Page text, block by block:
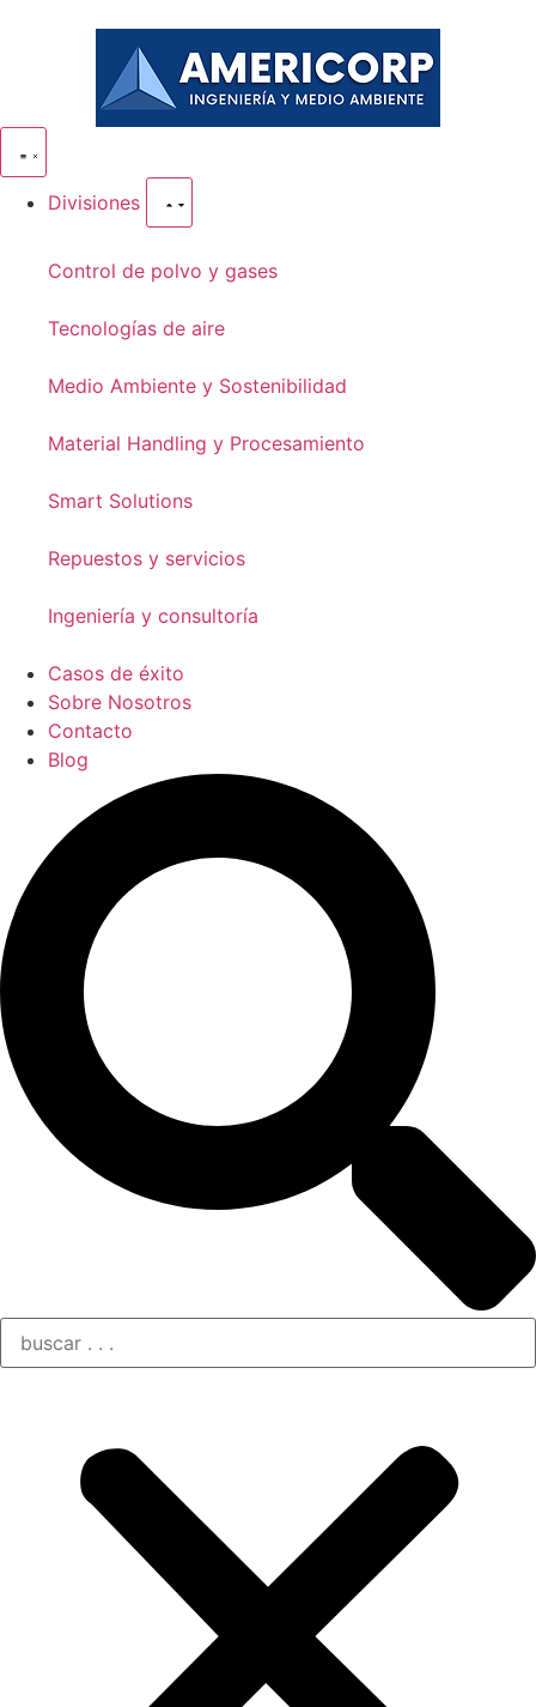
Divisiones
Control de polvo y gases
Tecnologías de aire
Medio Ambiente y Sostenibilidad
Material Handling y Procesamiento
Smart Solutions
Repuestos y servicios
Ingeniería y consultoría
Casos de éxito
Sobre Nosotros
Contacto
Blog